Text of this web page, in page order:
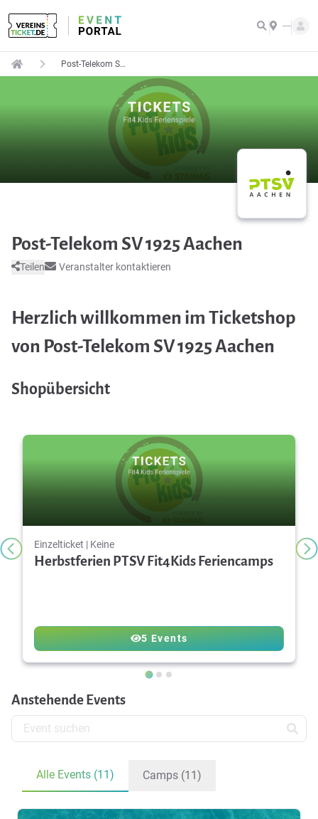
---
Post-Telekom SV 1925 Aachen
Post-Telekom SV 1925 Aachen
Teilen Veranstalter kontaktieren
Herzlich willkommen im Ticketshop
von Post-Telekom SV 1925 Aachen
Shopübersicht
Einzelticket | Keine
Herbstferien PTSV Fit4Kids Feriencamps
5 Events
Anstehende Events
Alle Events (11) Camps (11)